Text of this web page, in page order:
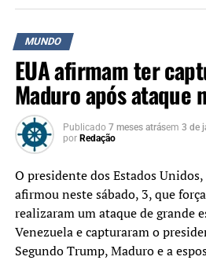
Benjamin Netanyahu, disse que
Médio que Israel não possa
inimigos.
Preocupação mundial
Os ataques no Oriente Médio
Israel preocupam a comunidade
terça-feira, 1º de outubro, o Irã –
no Oriente Médio, entrou no
Benjamin Netanyahu.
E, diante do risco de uma guerra
região tornaram-se no tema
MUNDO
EUA afirmam ter
Maduro após ataque
Publicado 7 meses atrásem 3 de
por Redação
O presidente dos Estados
afirmou neste sábado, 3, que
realizaram um ataque de grande
Venezuela e capturaram o
Segundo Trump, Maduro e a